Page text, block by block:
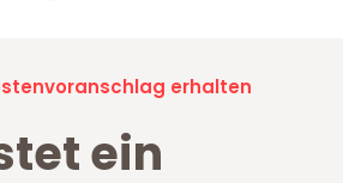
erhalten
ein